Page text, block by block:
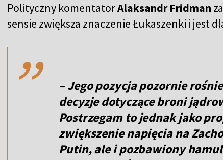
Polityczny komentatorAlaksandr Fridman
sensie zwiększa znaczenie Łukaszenki i jest
,,
– Jego pozycja pozornie
decyzje dotyczące broni
Postrzegam to jednak jako
zwiększenie napięcia na
Putin, ale i pozbawiony